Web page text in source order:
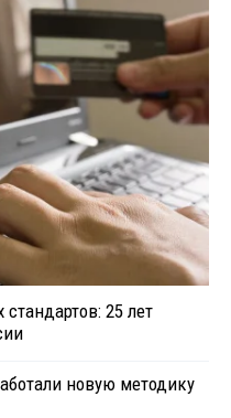
25 лет
новую методику